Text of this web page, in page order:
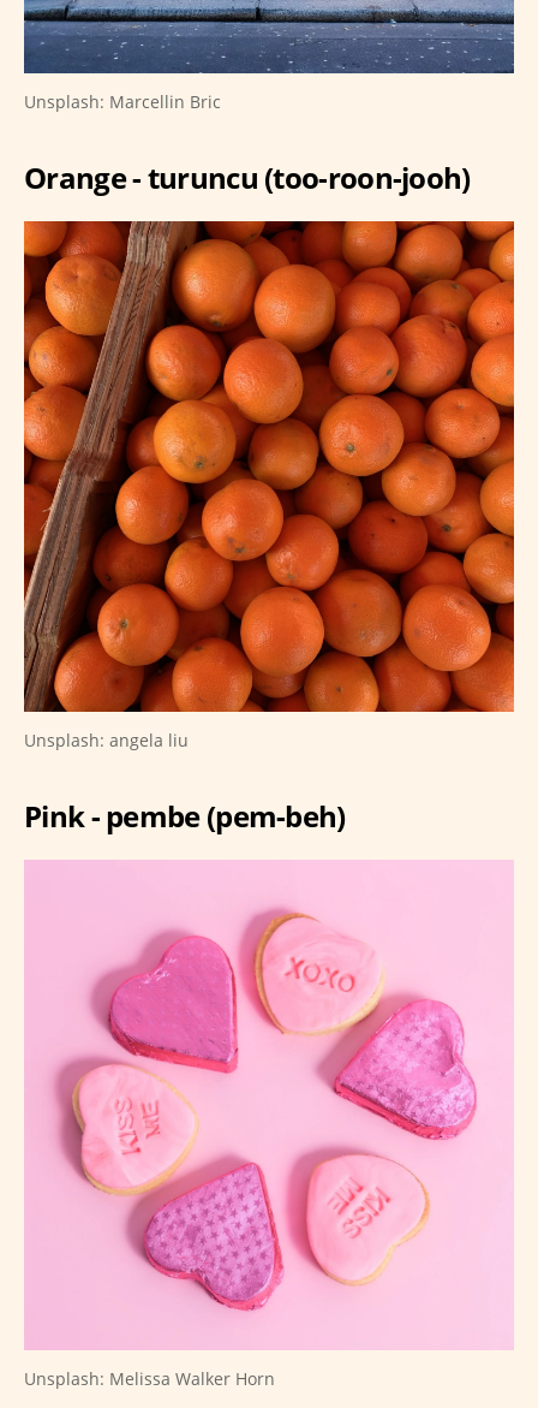
Unsplash: Marcellin Bric
Orange - turuncu (too-roon-jooh)
Unsplash: angela liu
Pink - pembe (pem-beh)
Unsplash: Melissa Walker Horn